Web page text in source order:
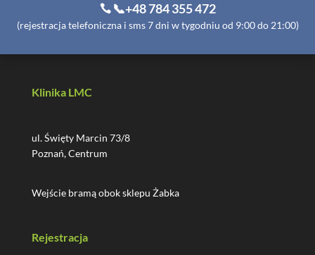
📞+48 784 355 472
(rejestracja telefoniczna i sms 7 dni w tygodniu od 9:00 do 21:00)
Klinika LMC
ul. Święty Marcin 73/8
Poznań, Centrum
Wejście bramą obok sklepu Żabka
Rejestracja